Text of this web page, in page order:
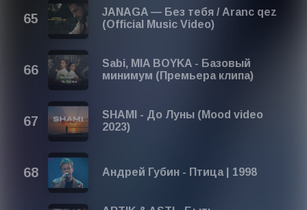
JANAGA — Без тебя / Aranc qez
(Official Music Video)
Sabi, MIA BOYKA - Базовый
минимум (Премьера клипа)
SHAMI - До Луны (Mood video
2023)
Андрей Губин - Птица | 1998